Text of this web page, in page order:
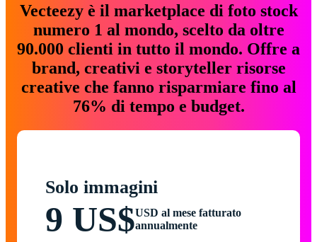
Vecteezy è il marketplace di foto stock
numero 1 al mondo, scelto da oltre
90.000 clienti in tutto il mondo. Offre a
brand, creativi e storyteller risorse
creative che fanno risparmiare fino al
76% di tempo e budget.
Solo immagini
9 US$USD al mese fatturato
annualmente